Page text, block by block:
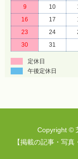
9
10
16
17
23
24
30
31
定休日
午後定休日
Copyright ©
【掲載の記事・写